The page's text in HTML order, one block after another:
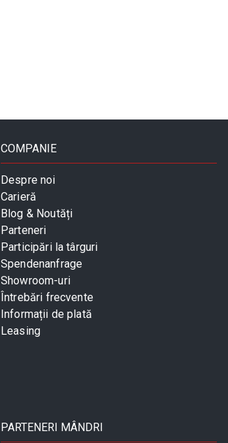
COMPANIE
Despre noi
Carieră
Blog & Noutăți
Parteneri
Participări la târguri
Spendenanfrage
Showroom-uri
Întrebări frecvente
Informații de plată
Leasing
PARTENERI MÂNDRI